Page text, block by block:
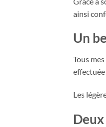
ainsi
Un
Tous mes
Les